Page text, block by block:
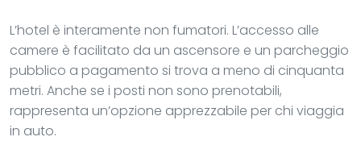
L’hotel è interamente non fumatori. L’accesso alle
camere è facilitato da un ascensore e un parcheggio
pubblico a pagamento si trova a meno di cinquanta
metri. Anche se i posti non sono prenotabili,
rappresenta un’opzione apprezzabile per chi viaggia
in auto.